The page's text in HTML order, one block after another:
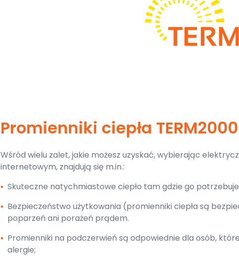
Promienniki ciepła TERM2000
Wśród wielu zalet, jakie możesz uzyskać, wybierając
internetowym, znajdują się m.in.:
▪ Skuteczne natychmiastowe ciepło tam gdzie go
▪ Bezpieczeństwo użytkowania (promienniki ciepła są
poparzeń ani porażeń prądem.
▪ Promienniki na podczerwień są odpowiednie dla osób,
alergie;